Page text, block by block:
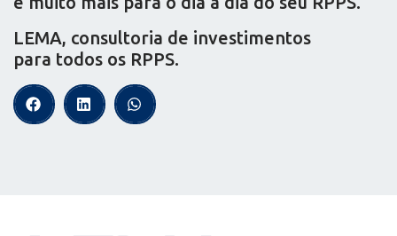
LEMA, consultoria de investimentos
para todos os RPPS.